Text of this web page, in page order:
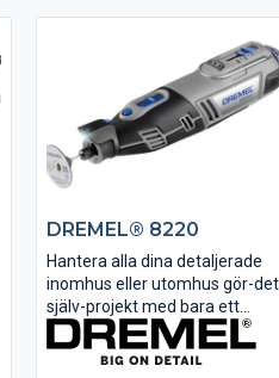
DREMEL® 8220
Hantera alla dina detaljerade
inomhus eller utomhus gör-
själv-projekt med bara ett
multiverktyg. Detta sladdlösa
elverktyg körs på ett 12 V